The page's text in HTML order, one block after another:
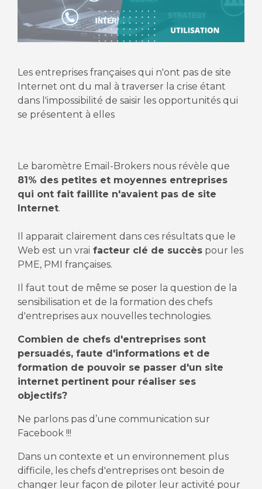
Les entreprises françaises qui n'ont pas de site
Internet ont du mal à traverser la crise étant
dans l'impossibilité de saisir les opportunités qui
se présentent à elles
Le baromètre Email-Brokers nous révèle que
81% des petites et moyennes entreprises
qui ont fait faillite n'avaient pas de site
Internet.
Il apparait clairement dans ces résultats que le
Web est un vrai facteur clé de succèspour les
PME, PMI françaises.
Il faut tout de même se poser la question de la
sensibilisation et de la formation des chefs
d'entreprises aux nouvelles technologies.
Combien de chefs d'entreprises sont
persuadés, faute d'informations et de
formation de pouvoir se passer d'un site
internet pertinent pour réaliser ses
objectifs?
Ne parlons pas d’une communication sur
Facebook !!!
Dans un contexte et un environnement plus
difficile, les chefs d'entreprises ont besoin de
changer leur façon de piloter leur activité pour